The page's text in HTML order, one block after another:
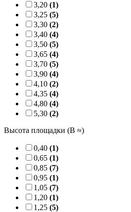
3,20 (1)
3,25 (5)
3,30 (2)
3,40 (4)
3,50 (5)
3,65 (4)
3,70 (5)
3,90 (4)
4,10 (2)
4,35 (4)
4,80 (4)
5,30 (2)
Высота площадки (B ≈)
0,40 (1)
0,65 (1)
0,85 (7)
0,95 (1)
1,05 (7)
1,20 (1)
1,25 (5)